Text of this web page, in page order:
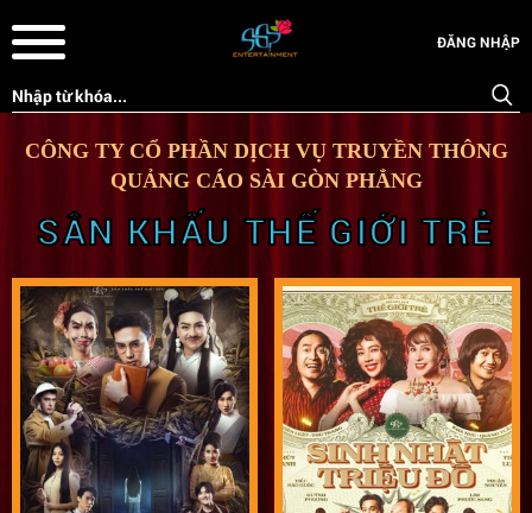
ĐĂNG NHẬP
CÔNG TY CỔ PHẦN DỊCH VỤ TRUYỀN THÔNG
QUẢNG CÁO SÀI GÒN PHẲNG
SÂN KHẤU THẾ GIỚI TRẺ